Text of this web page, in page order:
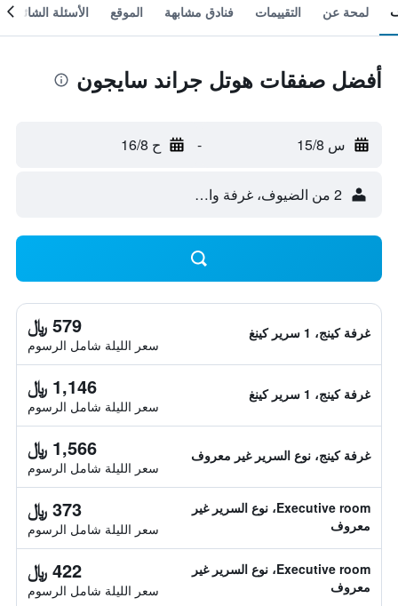
لمحة عن التقييمات فنادق مشابهة الموقع الأسئلة الشائعة
أفضل صفقات هوتل جراند سايجون
س 15/8 - ح 16/8
2 من الضيوف، غرفة واحدة
غرفة كينج، 1 سرير كينغ 579 ﷼
سعر الليلة شامل الرسوم
غرفة كينج، 1 سرير كينغ 1,146 ﷼
سعر الليلة شامل الرسوم
غرفة كينج، نوع السرير غير معروف 1,566 ﷼
سعر الليلة شامل الرسوم
Executive room، نوع السرير غير
معروف
373 ﷼
سعر الليلة شامل الرسوم
Executive room، نوع السرير غير
معروف
422 ﷼
سعر الليلة شامل الرسوم